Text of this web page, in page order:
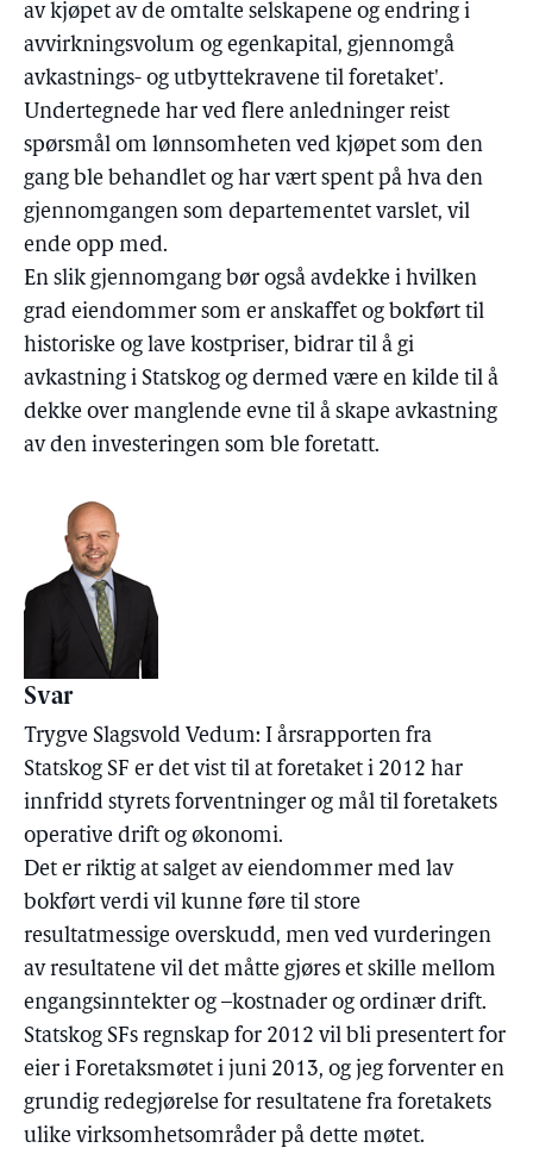
av kjøpet av de omtalte selskapene og endring i
avvirkningsvolum og egenkapital, gjennomgå
avkastnings- og utbyttekravene til foretaket'.
Undertegnede har ved flere anledninger reist
spørsmål om lønnsomheten ved kjøpet som den
gang ble behandlet og har vært spent på hva den
gjennomgangen som departementet varslet, vil
ende opp med.
En slik gjennomgang bør også avdekke i hvilken
grad eiendommer som er anskaffet og bokført til
historiske og lave kostpriser, bidrar til å gi
avkastning i Statskog og dermed være en kilde til å
dekke over manglende evne til å skape avkastning
av den investeringen som ble foretatt.
Svar
Trygve Slagsvold Vedum: I årsrapporten fra
Statskog SF er det vist til at foretaket i 2012 har
innfridd styrets forventninger og mål til foretakets
operative drift og økonomi.
Det er riktig at salget av eiendommer med lav
bokført verdi vil kunne føre til store
resultatmessige overskudd, men ved vurderingen
av resultatene vil det måtte gjøres et skille mellom
engangsinntekter og –kostnader og ordinær drift.
Statskog SFs regnskap for 2012 vil bli presentert for
eier i Foretaksmøtet i juni 2013, og jeg forventer en
grundig redegjørelse for resultatene fra foretakets
ulike virksomhetsområder på dette møtet.